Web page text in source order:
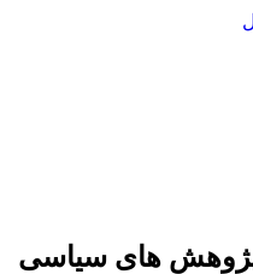
شماره ۴ - ( پژوهش های سیاسی